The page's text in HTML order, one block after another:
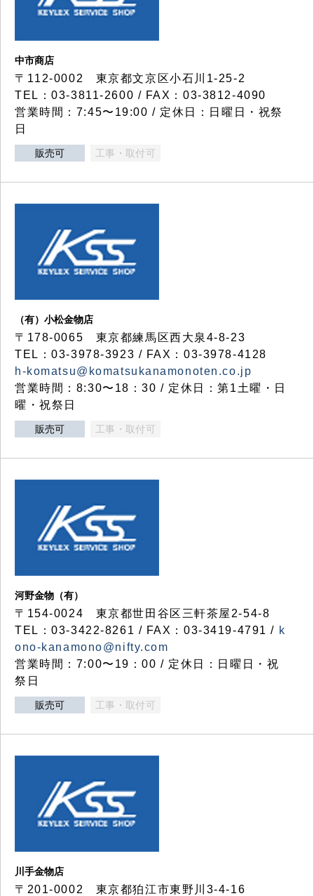
中市商店
〒112-0002 東京都文京区小石川1-25-2
TEL：03-3811-2600 / FAX：03-3812-4090
営業時間：7:45〜19:00 / 定休日：日曜日・祝祭
日
販売可 工事・取付可
（有）小松金物店
〒178-0065 東京都練馬区西大泉4-8-23
TEL：03-3978-3923 / FAX：03-3978-4128
h-komatsu@komatsukanamonoten.co.jp
営業時間：8:30〜18：30 / 定休日：第1土曜・日
曜・祝祭日
販売可 工事・取付可
河野金物（有）
〒154-0024 東京都世田谷区三軒茶屋2-54-8
TEL：03-3422-8261 / FAX：03-3419-4791 / k
ono-kanamono@nifty.com
営業時間：7:00〜19：00 / 定休日：日曜日・祝
祭日
販売可 工事・取付可
川手金物店
〒201-0002 東京都狛江市東野川3-4-16